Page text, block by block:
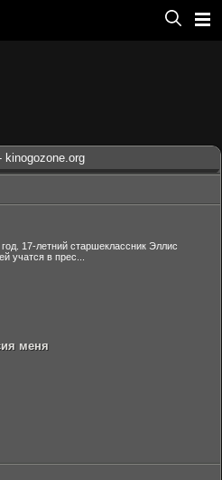
kinogozone.org
17-летний старшеклассник Эллис
учатся в прес...
меня